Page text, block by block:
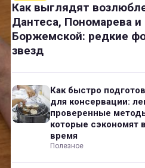
Как выглядят
Дантеса, Пономарева и
Боржемской: редкие
звезд
Как быстро
для консервации:
проверенные
которые сэкономят
время
Полезное